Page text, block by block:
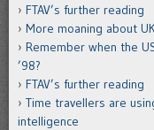
FTAV’s further reading
More moaning about
Remember when the
’98?
FTAV’s further reading
Time travellers are
intelligence